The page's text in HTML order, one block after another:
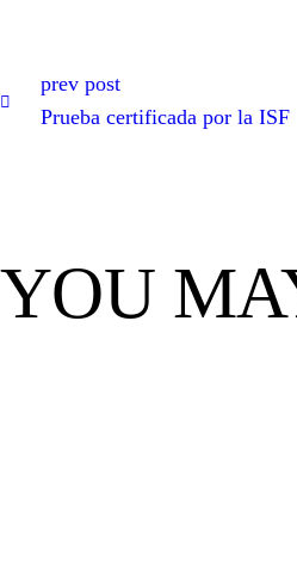
Previous post:
prev post
Prueba certificada por la ISF
YOU